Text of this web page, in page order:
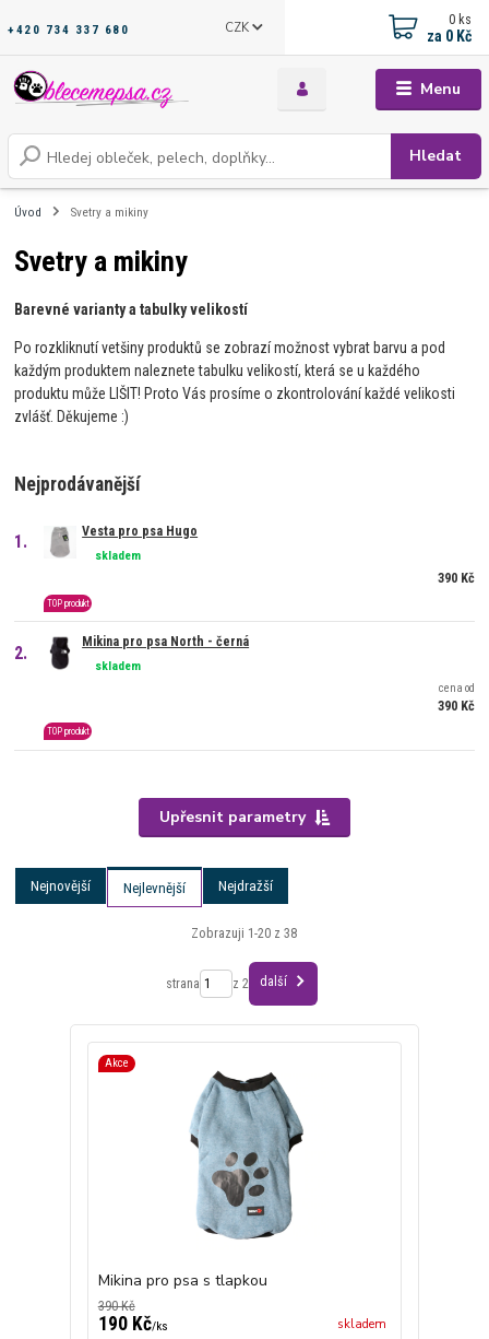
Menu
CZK
Hledat
+420 734 337 680
0 ks
za 0 Kč
Úvod Svetry a mikiny
Svetry a mikiny
Barevné varianty a tabulky velikostí
Po rozkliknutí vetšiny produktů se zobrazí možnost vybrat barvu a pod
každým produktem naleznete tabulku velikostí, která se u každého
produktu může LIŠIT! Proto Vás prosíme o zkontrolování každé velikosti
zvlášť. Děkujeme :)
Nejprodávanější
1.
Vesta pro psa Hugo
skladem
TOP produkt
390 Kč
2.
Mikina pro psa North - černá
skladem
TOP produkt
cena od
390 Kč
Upřesnit parametry
Nejnovější Nejlevnější Nejdražší
Zobrazuji 1-20 z 38
strana z 2 další
Akce
Mikina pro psa s tlapkou
390 Kč
190 Kč/ks skladem